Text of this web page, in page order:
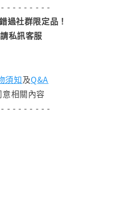
- - - - - - - -
過社群限定品！
私訊客服
須知及Q&A
相關內容
- - - - - - - -